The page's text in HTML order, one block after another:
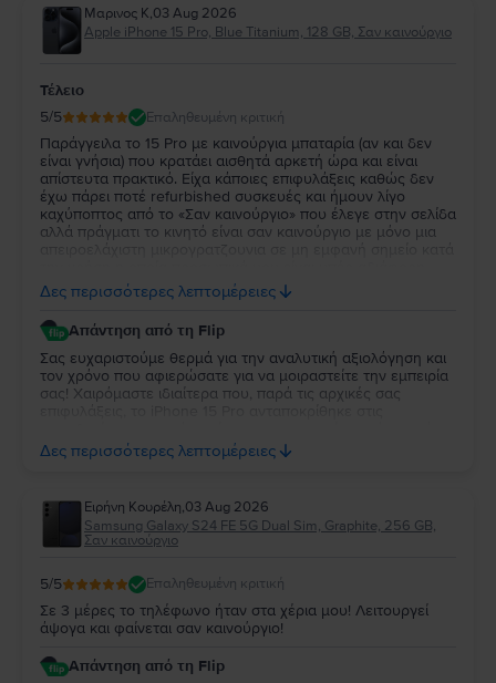
Μαρινος Κ,03 Aug 2026
Apple iPhone 15 Pro, Blue Titanium, 128 GB, Σαν καινούργιο
Τέλειο
5/5 Επαληθευμένη κριτική
Παράγγειλα το 15 Pro με καινούργια μπαταρία (αν και δεν
είναι γνήσια) που κρατάει αισθητά αρκετή ώρα και είναι
απίστευτα πρακτικό. Είχα κάποιες επιφυλάξεις καθώς δεν
έχω πάρει ποτέ refurbished συσκευές και ήμουν λίγο
καχύποπτος από το «Σαν καινούργιο» που έλεγε στην σελίδα
αλλά πράγματι το κινητό είναι σαν καινούργιο με μόνο μια
Κατά τα άλλα το κινητό λειτουργεί όπως θα έπρεπε, η οθόνη
είναι απίστευτη και η κάμερες εξίσου τέλειες. Έχω διαβάσει
από άλλα σχόλια με κακές κριτικές ότι τα κινητά που τους
έστελναν είχαν κάποια δυσλειτουργία είτε με τον έναν είτε
με τον άλλον τρόπο αλλά εγώ προσωπικά πιστεύω το κινητό
λειτουργεί άψογα και χωρίς την παραμικρή δυσλειτουργία.
Δες περισσότερες λεπτομέρειες
Απάντηση από τη Flip
Σας ευχαριστούμε θερμά για την αναλυτική αξιολόγηση και
τον χρόνο που αφιερώσατε για να μοιραστείτε την εμπειρία
σας! Χαιρόμαστε ιδιαίτερα που, παρά τις αρχικές σας
την κατάστασή της όσο και από την απόδοσή της. Η
εμπιστοσύνη σας και τα σχόλιά σας είναι ιδιαίτερα σημαντικά
προσφέρουμε την καλύτερη δυνατή εμπειρία στους πελάτες
μας. Σας ευχαριστούμε που επιλέξατε τη Flip και σας
ευχόμαστε να χαρείτε τη συσκευή σας για πολύ καιρό!
Δες περισσότερες λεπτομέρειες
Ειρήνη Κουρέλη,03 Aug 2026
Samsung Galaxy S24 FE 5G Dual Sim, Graphite, 256 GB,
Σαν καινούργιο
5/5 Επαληθευμένη κριτική
Σε 3 μέρες το τηλέφωνο ήταν στα χέρια μου! Λειτουργεί
άψογα και φαίνεται σαν καινούργιο!
Απάντηση από τη Flip